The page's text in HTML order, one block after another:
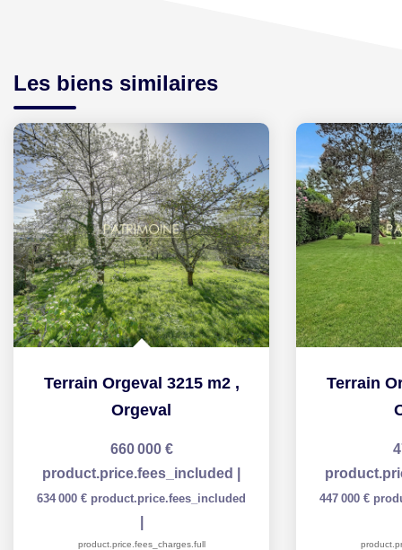
Les biens similaires
Terrain Orgeval 3215 m2 ,
Orgeval
660 000 €
product.price.fees_included
634 000 € product.price.fees_included
product.price.fees_charges.full
Terrain
447 000 €